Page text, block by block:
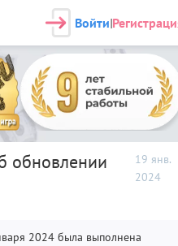
Войти|
19 янв.
2024
2024 была выполнена